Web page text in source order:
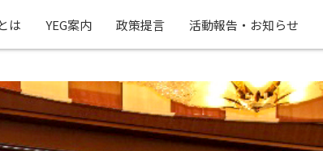
は YEG案内 政策提言 活動報告・お知らせ